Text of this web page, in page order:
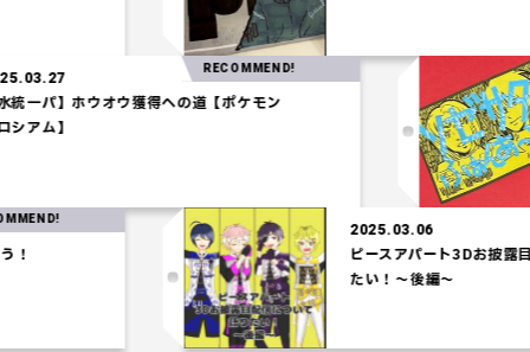
【水統一パ】ホウオウ獲得への道【ポケモン
RECOMMEND!
2025.03.06
ピースアパート3Dお披露目配信について語
たい！～後編～